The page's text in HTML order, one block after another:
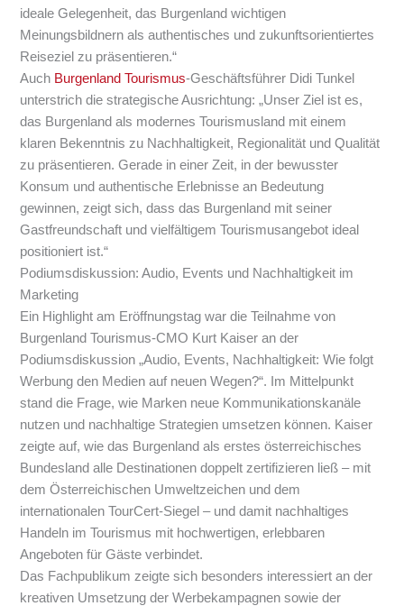
ideale Gelegenheit, das Burgenland wichtigen
Meinungsbildnern als authentisches und zukunftsorientiertes
Reiseziel zu präsentieren.“
Auch Burgenland Tourismus-Geschäftsführer Didi Tunkel
unterstrich die strategische Ausrichtung: „Unser Ziel ist es,
das Burgenland als modernes Tourismusland mit einem
klaren Bekenntnis zu Nachhaltigkeit, Regionalität und Qualität
zu präsentieren. Gerade in einer Zeit, in der bewusster
Konsum und authentische Erlebnisse an Bedeutung
gewinnen, zeigt sich, dass das Burgenland mit seiner
Gastfreundschaft und vielfältigem Tourismusangebot ideal
positioniert ist.“
Podiumsdiskussion: Audio, Events und Nachhaltigkeit im
Marketing
Ein Highlight am Eröffnungstag war die Teilnahme von
Burgenland Tourismus-CMO Kurt Kaiser an der
Podiumsdiskussion „Audio, Events, Nachhaltigkeit: Wie folgt
Werbung den Medien auf neuen Wegen?“. Im Mittelpunkt
stand die Frage, wie Marken neue Kommunikationskanäle
nutzen und nachhaltige Strategien umsetzen können. Kaiser
zeigte auf, wie das Burgenland als erstes österreichisches
Bundesland alle Destinationen doppelt zertifizieren ließ – mit
dem Österreichischen Umweltzeichen und dem
internationalen TourCert-Siegel – und damit nachhaltiges
Handeln im Tourismus mit hochwertigen, erlebbaren
Angeboten für Gäste verbindet.
Das Fachpublikum zeigte sich besonders interessiert an der
kreativen Umsetzung der Werbekampagnen sowie der